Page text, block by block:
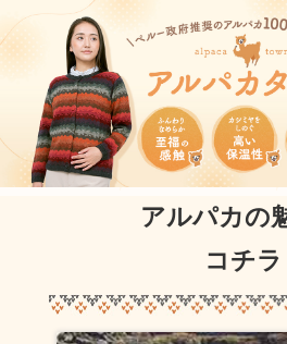
アルパカの
コチラ